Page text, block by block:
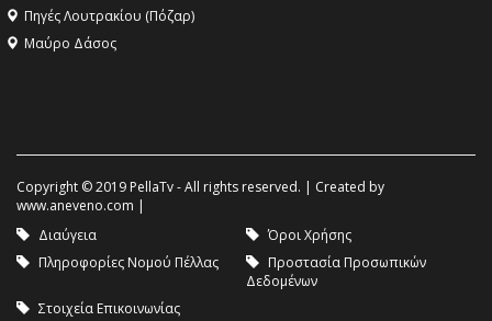
Πηγές Λουτρακίου (Πόζαρ)
Μαύρο Δάσος
Copyright © 2019 PellaTv - All rights reserved. | Created by
www.aneveno.com |
Διαύγεια
Όροι Χρήσης
Πληροφορίες Νομού Πέλλας
Προστασία Προσωπικών
Δεδομένων
Στοιχεία Επικοινωνίας